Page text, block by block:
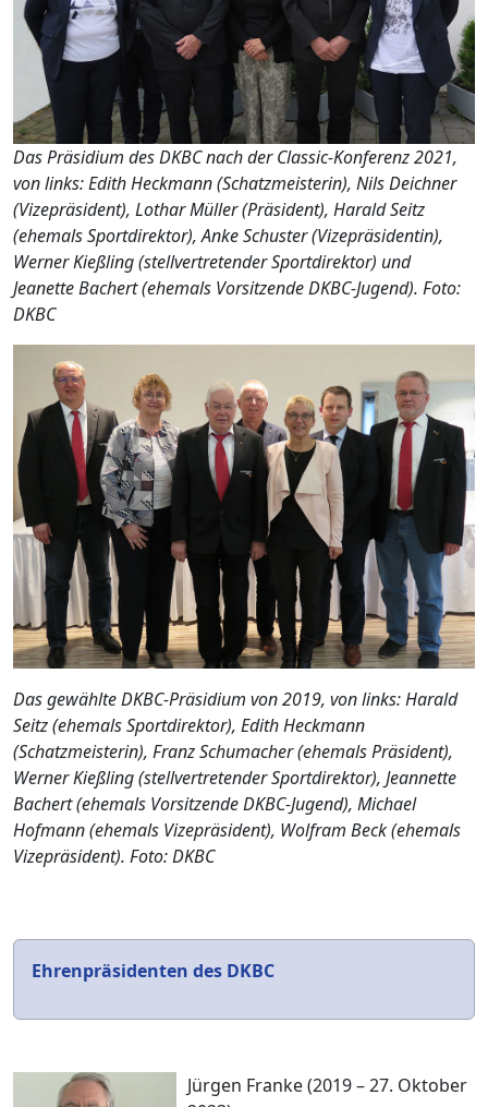
Das Präsidium des DKBC nach der Classic-Konferenz 2021,
von links: Edith Heckmann (Schatzmeisterin), Nils Deichner
(Vizepräsident), Lothar Müller (Präsident), Harald Seitz
(ehemals Sportdirektor), Anke Schuster (Vizepräsidentin),
Werner Kießling (stellvertretender Sportdirektor) und
Jeanette Bachert (ehemals Vorsitzende DKBC-Jugend). Foto:
DKBC
Das gewählte DKBC-Präsidium von 2019, von links: Harald
Seitz (ehemals Sportdirektor), Edith Heckmann
(Schatzmeisterin), Franz Schumacher (ehemals Präsident),
Werner Kießling (stellvertretender Sportdirektor), Jeannette
Bachert (ehemals Vorsitzende DKBC-Jugend), Michael
Hofmann (ehemals Vizepräsident), Wolfram Beck (ehemals
Vizepräsident). Foto: DKBC
Ehrenpräsidenten des DKBC
Jürgen Franke (2019 – 27. Oktober